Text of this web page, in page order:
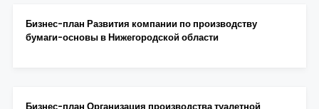
Бизнес-план Развития компании по производству
бумаги-основы в Нижегородской области
Бизнес-план Организация производства туалетной